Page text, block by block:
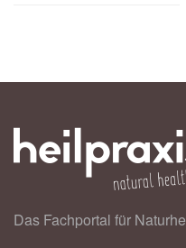
Das Fachportal für